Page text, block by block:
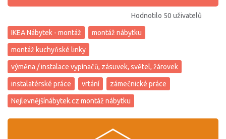
Hodnotilo 50 uživatelů
IKEA Nábytek - montáž montáž nábytku
montáž kuchyňské linky
výměna / instalace vypínačů, zásuvek, světel, žárovek
instalatérské práce vrtání zámečnické práce
Nejlevnějšínábytek.cz montáž nábytku